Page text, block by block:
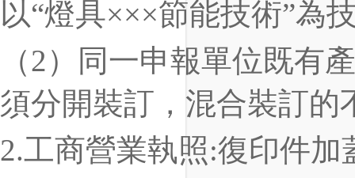
以“燈具×××節能技術”為
（2）同一申報單位既有
須分開裝訂，混合裝訂的
2.工商營業執照:復印件加